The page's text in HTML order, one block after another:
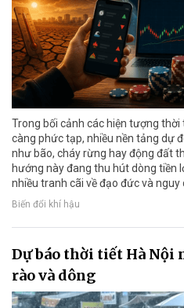
Trong bối cảnh các hiện tượng
càng phức tạp, nhiều nền tảng dự
như bão, cháy rừng hay động đất
hướng này đang thu hút dòng tiền
nhiều tranh cãi về đạo đức và
Biến đổi khí hậu
Dự báo thời tiết Hà Nội
rào và dông